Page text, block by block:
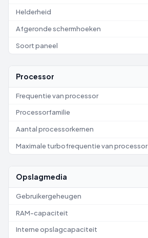
Helderheid
Afgeronde schermhoeken
Soort paneel
Processor
Frequentie van processor
Processorfamilie
Aantal processorkernen
Maximale turbofrequentie van processor
Opslagmedia
Gebruikergeheugen
RAM-capaciteit
Interne opslagcapaciteit